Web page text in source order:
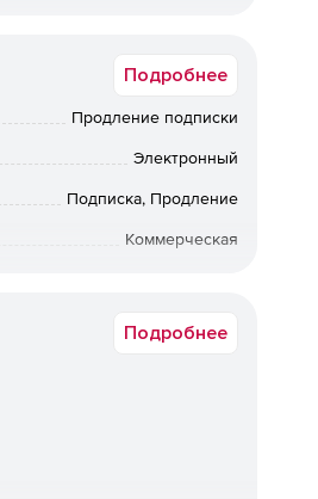
кода.
к ней в дальнейшем
Подробнее
Продление подписки
Электронный
Подписка, Продление
Коммерческая
Подробнее